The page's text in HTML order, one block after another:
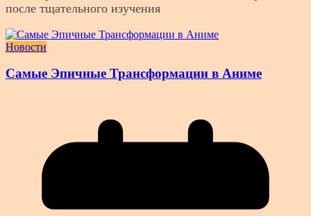
после тщательного изучения
Новости
Самые Эпичные Трансформации в Аниме